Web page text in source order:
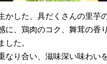
かした、具だくさんの里芋
に、鶏肉のコク、舞茸の香
した。
なり合い、滋味深い味わい